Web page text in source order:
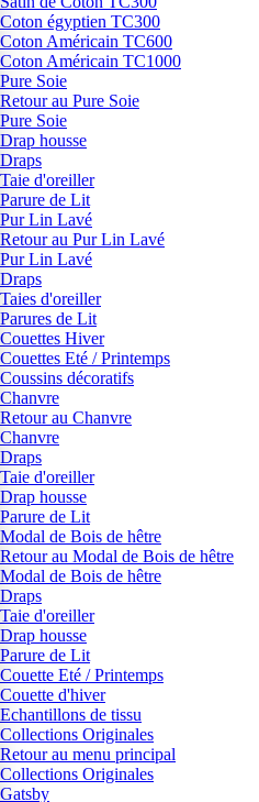
Coton égyptien TC300
Coton Américain TC600
Coton Américain TC1000
Pure Soie
Retour au Pure Soie
Pure Soie
Drap housse
Draps
Taie d'oreiller
Parure de Lit
Pur Lin Lavé
Retour au Pur Lin Lavé
Pur Lin Lavé
Draps
Taies d'oreiller
Parures de Lit
Couettes Hiver
Couettes Eté / Printemps
Coussins décoratifs
Chanvre
Retour au Chanvre
Chanvre
Draps
Taie d'oreiller
Drap housse
Parure de Lit
Modal de Bois de hêtre
Retour au Modal de Bois de hêtre
Modal de Bois de hêtre
Draps
Taie d'oreiller
Drap housse
Parure de Lit
Couette Eté / Printemps
Couette d'hiver
Echantillons de tissu
Collections Originales
Retour au menu principal
Collections Originales
Gatsby